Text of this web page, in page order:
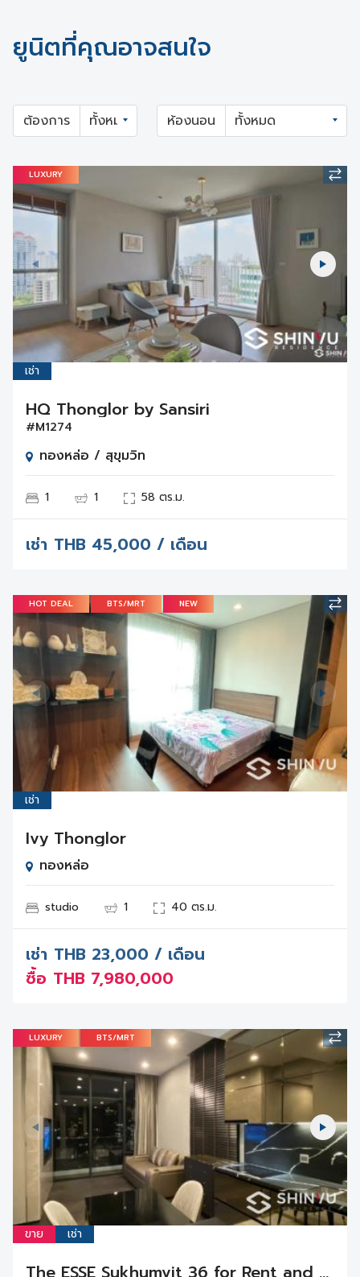
ยูนิตที่คุณอาจสนใจ
ต้องการ ห้องนอน
LUXURY
เช่า
HQ Thonglor by Sansiri
#M1274
ทองหล่อ / สุขุมวิท
1 1 58 ตร.ม.
เช่า THB 45,000 / เดือน
HOT DEAL BTS/MRT NEW
เช่า
Ivy Thonglor
ทองหล่อ
studio 1 40 ตร.ม.
เช่า THB 23,000 / เดือน
ซื้อ THB 7,980,000
LUXURY BTS/MRT
ขาย เช่า